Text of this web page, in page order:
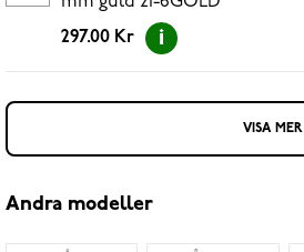
297.00 Kr
VISA MER
Andra modeller